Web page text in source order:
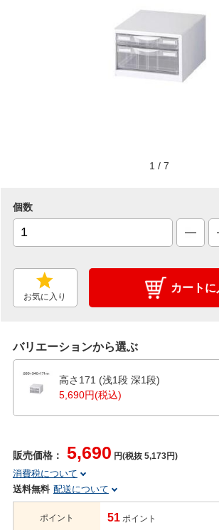
1 / 7
個数
お気に入り
カートに
バリエーションから選ぶ
高さ171 (浅1段 深1段)
5,690円(税込)
販売価格： 5,690 円(税抜 5,173円)
消費税について
送料無料 配送について
ポイント 51 ポイント